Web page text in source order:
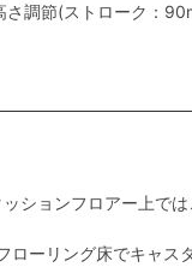
さ調節(ストローク：
ションフロアー上で
ローリング床でキャス